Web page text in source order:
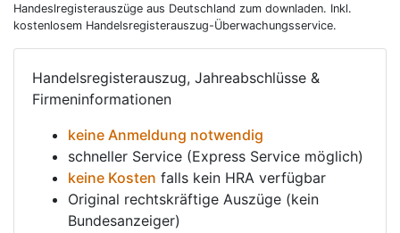
Handeslregisterauszüge aus Deutschland zum downladen. Inkl.
kostenlosem Handelsregisterauszug-Überwachungsservice.
Handelsregisterauszug, Jahreabschlüsse &
Firmeninformationen
keine Anmeldung notwendig
schneller Service (Express Service möglich)
keine Kosten falls kein HRA verfügbar
Original rechtskräftige Auszüge (kein
Bundesanzeiger)